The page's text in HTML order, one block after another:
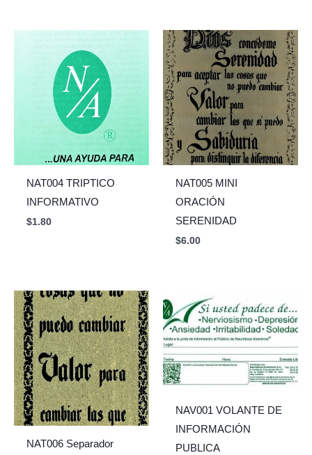
NAT004 TRIPTICO
INFORMATIVO
$1.80
NAT005 MINI
ORACIÓN
SERENIDAD
$6.00
NAT006 Separador
NAV001 VOLANTE DE
INFORMACIÓN
PUBLICA